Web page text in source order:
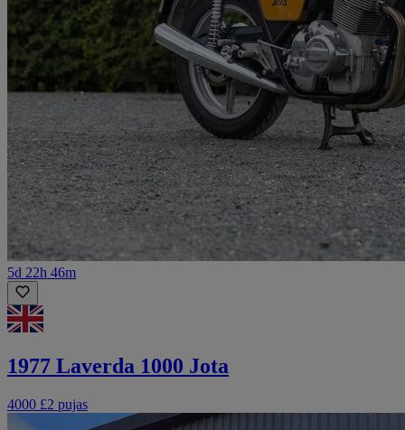
5d 22h 46m
1977 Laverda 1000 Jota
4000 £2 pujas